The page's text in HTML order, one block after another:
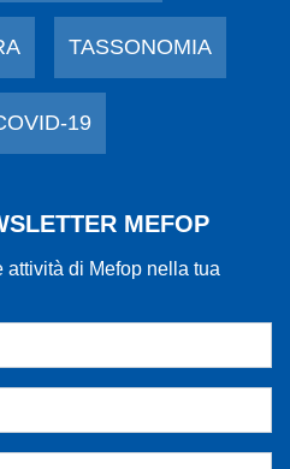
TASSONOMIA
19
MEFOP
di Mefop nella tua